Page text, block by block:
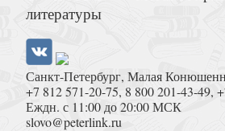
литературы
Санкт-Петербург, Малая
+7 812 571-20-75, 8 800 201-43-49,
Еждн. с 11:00 до 20:00 МСК
slovo@peterlink.ru